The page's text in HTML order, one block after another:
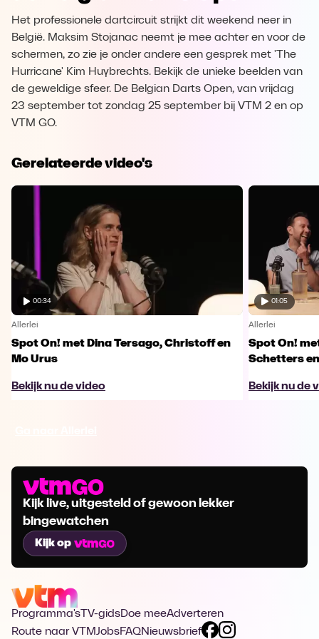
Het professionele dartcircuit strijkt dit weekend neer in
België. Maksim Stojanac neemt je mee achter en voor de
schermen, zo zie je onder andere een gesprek met 'The
Hurricane' Kim Huybrechts. Bekijk de unieke beelden van
de geweldige sfeer. De Belgian Darts Open, van vrijdag
23 september tot zondag 25 september bij VTM 2 en op
VTM GO.
Gerelateerde video's
00:34
Allerlei
Spot On! met Dina Tersago, Christoff en
Mo Urus
Bekijk nu de video
01:05
Allerlei
Spot On!
Schetters
Bekijk nu de
Kijk live, uitgesteld of gewoon lekker
bingewatchen
Kijk op
Programma's TV-gidsDoe meeAdverteren
Route naar VTMJobsFAQNieuwsbrief